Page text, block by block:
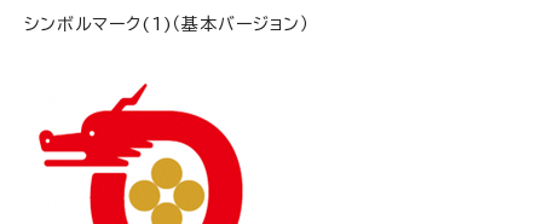
シンボルマーク(1)（基本バージョン）